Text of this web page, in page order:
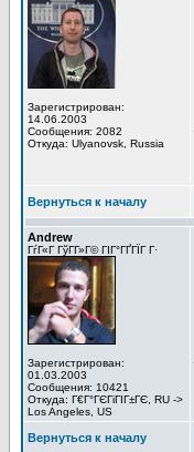
Зарегистрирован:
14.06.2003
Сообщения: 2082
Откуда: Ulyanovsk, Russia
Вернуться к началу
Andrew
ГѓГ«Г ГўГ­Г»Г© ГІГ°ГҐГЇГ Г·
Зарегистрирован:
01.03.2003
Сообщения: 10421
Откуда: Г€Г°ГЄГіГІГ±ГЄ, RU ->
Los Angeles, US
Вернуться к началу